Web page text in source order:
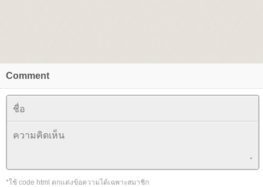
Comment
*ใช้ code html ตกแต่งข้อความได้เฉพาะสมาชิก